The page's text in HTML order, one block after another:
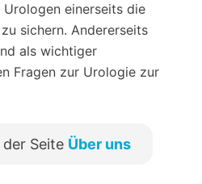
Urologen einerseits die
sichern. Andererseits
als wichtiger
Fragen zur Urologie zur
Seite Über uns